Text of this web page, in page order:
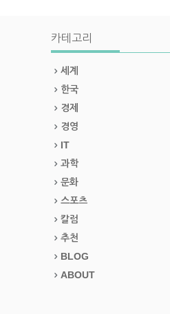
카테고리
세계
한국
경제
경영
IT
과학
문화
스포츠
칼럼
추천
BLOG
ABOUT